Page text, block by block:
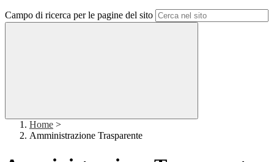
Campo di ricerca per le pagine del sito
Home >
Amministrazione Trasparente